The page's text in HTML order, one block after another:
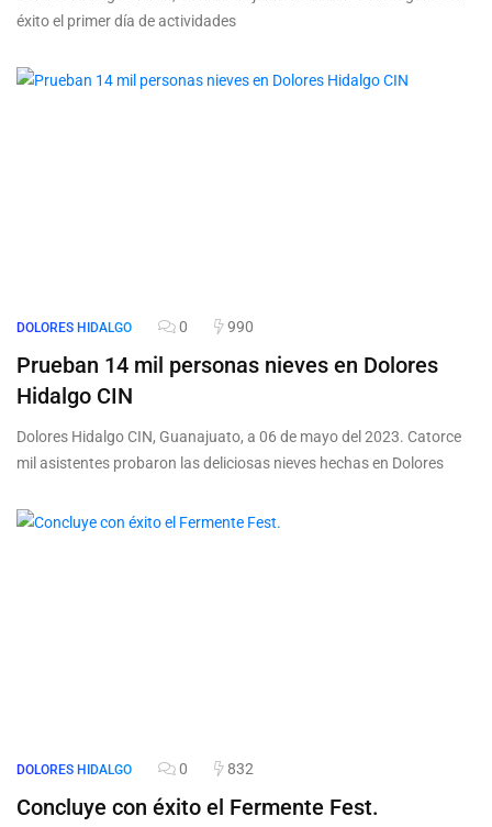
éxito el primer día de actividades
DOLORES HIDALGO 0 990
Prueban 14 mil personas nieves en Dolores
Hidalgo CIN
Dolores Hidalgo CIN, Guanajuato, a 06 de mayo del 2023. Catorce
mil asistentes probaron las deliciosas nieves hechas en Dolores
DOLORES HIDALGO 0 832
Concluye con éxito el Fermente Fest.